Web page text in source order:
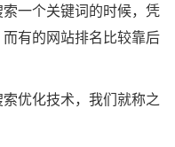
一个关键词的时候，凭
有的网站排名比较靠后
优化技术，我们就称之